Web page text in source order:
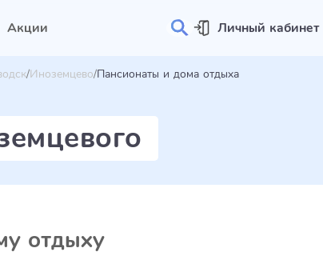
Акции Личный кабинет
Иноземцево Пансионаты и дома отдыха
отдыху